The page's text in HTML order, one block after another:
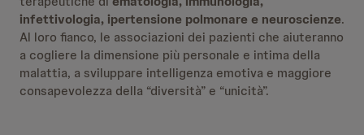
infettivologia, ipertensione polmonare e neuroscienze.
Al loro fianco, le associazioni dei pazienti che aiuteranno
a cogliere la dimensione più personale e intima della
malattia, a sviluppare intelligenza emotiva e maggiore
consapevolezza della “diversità” e “unicità”.